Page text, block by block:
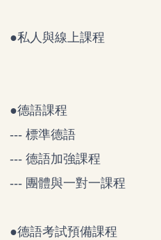
●私人與線上課程
●德語課程
--- 標準德語
--- 德語加強課程
--- 團體與一對一課程
●德語考試預備課程